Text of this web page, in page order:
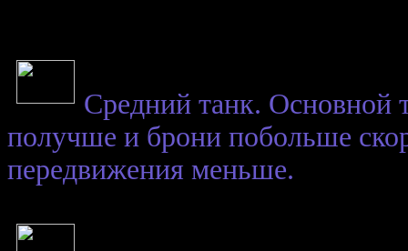
Средний танк. Основной
получше и брони побольше
передвижения меньше.